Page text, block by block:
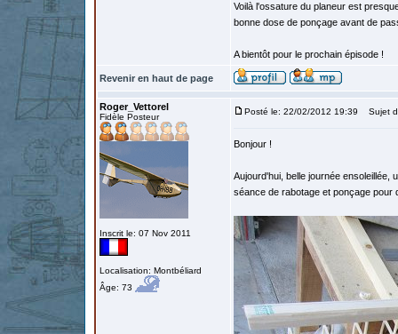
Voilà l'ossature du planeur est
bonne dose de ponçage avant de
A bientôt pour le prochain épisode !
Revenir en haut de page
Roger_Vettorel
Fidèle Posteur
Inscrit le: 07 Nov 2011
Localisation: Montbéliard
Âge: 73
Posté le: 22/02/2012 19:39 Sujet
Bonjour !
Aujourd'hui, belle journée ensoleillée,
séance de rabotage et ponçage pour